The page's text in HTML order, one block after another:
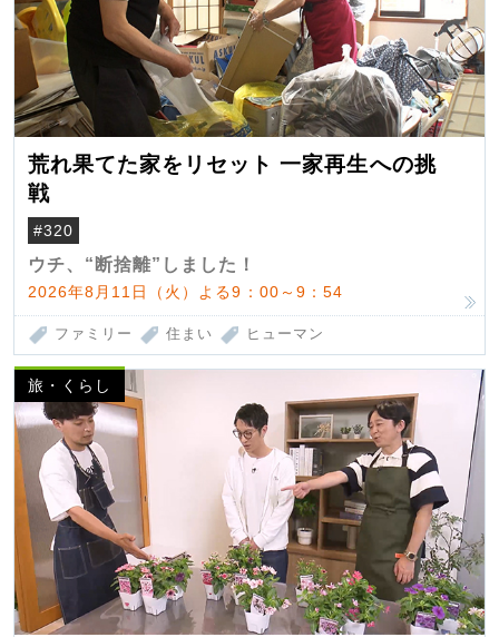
荒れ果てた家をリセット 一家再生への挑
戦
#320
ウチ、“断捨離”しました！
2026年8月11日（火）よる9：00～9：54
ファミリー 住まい ヒューマン
旅・くらし